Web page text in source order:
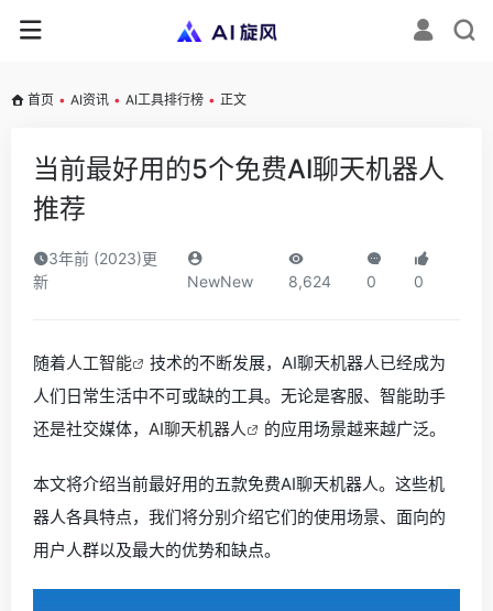
首页 • AI资讯 • AI工具排行榜 • 正文
当前最好用的5个免费AI聊天机器人
推荐
3年前 (2023)更
新
NewNew 8,624 0 0
随着人工智能
技术的不断发展，AI聊天机器人已经成为
人们日常生活中不可或缺的工具。无论是客服、智能助手
还是社交媒体， AI聊天机器人 的应用场景越来越广泛。
本文将介绍当前最好用的五款免费AI聊天机器人。这些机
器人各具特点，我们将分别介绍它们的使用场景、面向的
用户人群以及最大的优势和缺点。